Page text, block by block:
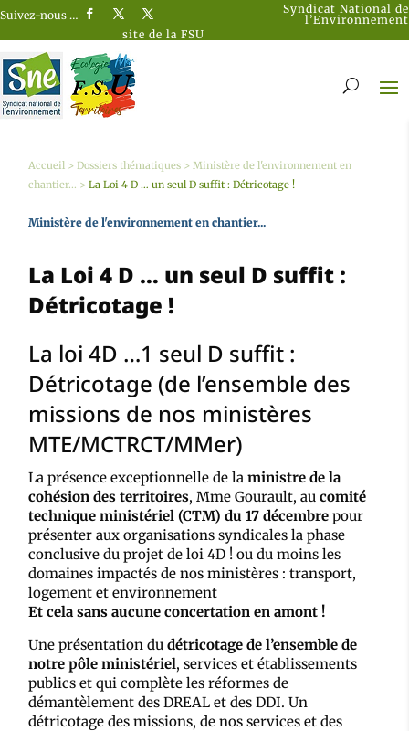
Suivez-nous …
Syndicat National de
l’Environnement
site de la FSU
Accueil >Dossiers thématiques >Ministère de l'environnement en
chantier... >La Loi 4 D … un seul D suffit : Détricotage !
Ministère de l'environnement en chantier...
La Loi 4 D … un seul D suffit :
Détricotage !
La loi 4D …1 seul D suffit :
Détricotage (de l’ensemble des
missions de nos ministères
MTE/MCTRCT/MMer)
La présence exceptionnelle de laministre de la
cohésion des territoires, Mme Gourault, aucomité
technique ministériel (CTM) du 17 décembrepour
présenter aux organisations syndicales la phase
conclusive du projet de loi 4D ! ou du moins les
domaines impactés de nos ministères : transport,
logement et environnement
Et cela sans aucune concertation en amont !
Une présentation dudétricotage de l’ensemble de
notre pôle ministériel, services et établissements
publics et qui complète les réformes de
démantèlement des DREAL et des DDI. Un
détricotage des missions, de nos services et des